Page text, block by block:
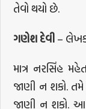
તેવો થયો છે.
ગણેશદેવી–
માત્ર નરસિંહ
જાણી ન શકો.
જાણી ન શકો. આ